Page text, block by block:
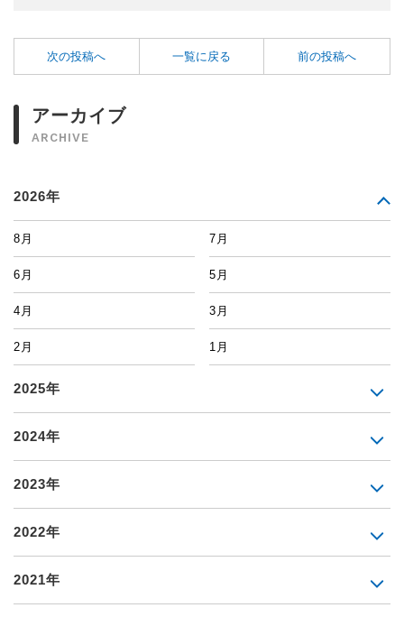
次の投稿へ 一覧に戻る 前の投稿へ
アーカイブ
ARCHIVE
2026年
8月 7月
6月 5月
4月 3月
2月 1月
2025年
2024年
2023年
2022年
2021年